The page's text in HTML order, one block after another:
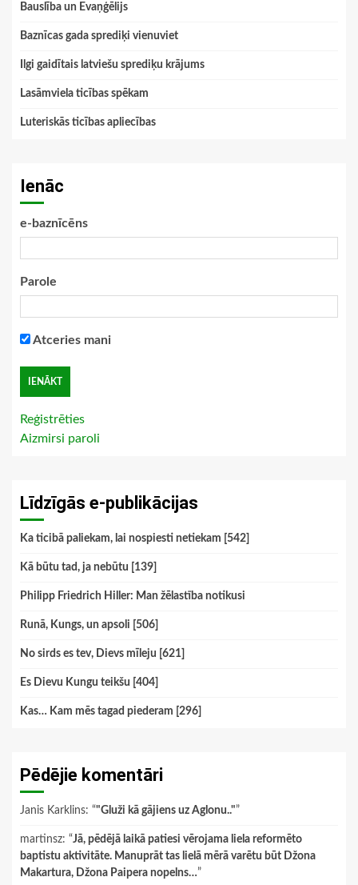
Bauslība un Evaņģēlijs
Baznīcas gada sprediķi vienuviet
Ilgi gaidītais latviešu sprediķu krājums
Lasāmviela ticības spēkam
Luteriskās ticības apliecības
Ienāc
e-baznīcēns
Parole
Atceries mani
Reģistrēties
Aizmirsi paroli
Līdzīgās e-publikācijas
Ka ticibā paliekam, lai nospiesti netiekam [542]
Kā būtu tad, ja nebūtu [139]
Philipp Friedrich Hiller: Man žēlastība notikusi
Runā, Kungs, un apsoli [506]
No sirds es tev, Dievs mīleju [621]
Es Dievu Kungu teikšu [404]
Kas… Kam mēs tagad piederam [296]
Pēdējie komentāri
Janis Karklins: “"Gluži kā gājiens uz Aglonu.."”
martinsz: “Jā, pēdējā laikā patiesi vērojama liela reformēto
baptistu aktivitāte. Manuprāt tas lielā mērā varētu būt Džona
Makartura, Džona Paipera nopelns…”